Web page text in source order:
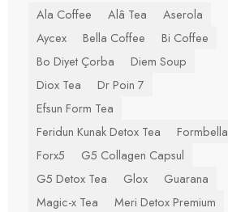
Ala Coffee Alâ Tea
Aserola
Aycex
Bella Coffee
Bi Coffee
Bo Diyet Çorba
Diem Soup
Diox Tea
Dr Poin 7
Efsun Form Tea
Feridun Kunak Detox Tea
Formbella
Forx5
G5 Collagen Capsul
G5 Detox Tea
Glox
Guarana
Magic-x Tea
Meri Detox Premium